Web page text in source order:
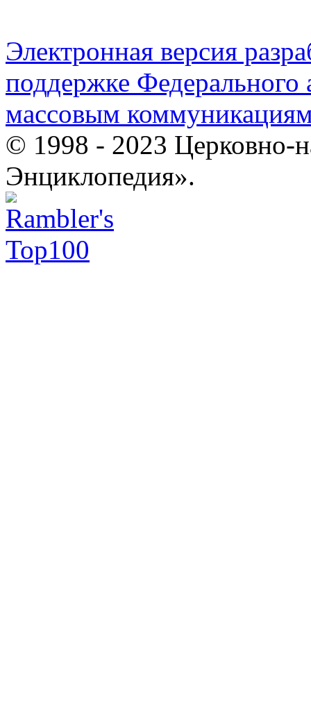
Электронная версия
поддержке Федерального
массовым
© 1998 - 2023 Церковно-
Энциклопедия».